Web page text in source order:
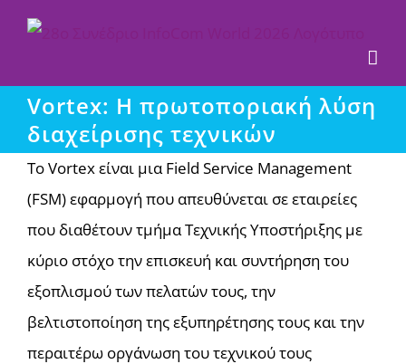
Μετάβαση
Vortex: Η πρωτοποριακή λύση
διαχείρισης τεχνικών
Το Vortex είναι μια Field Service Management
(FSM) εφαρμογή που απευθύνεται σε εταιρείες
που διαθέτουν τμήμα Τεχνικής Υποστήριξης με
κύριο στόχο την επισκευή και συντήρηση του
εξοπλισμού των πελατών τους, την
βελτιστοποίηση της εξυπηρέτησης τους και την
περαιτέρω οργάνωση του τεχνικού τους